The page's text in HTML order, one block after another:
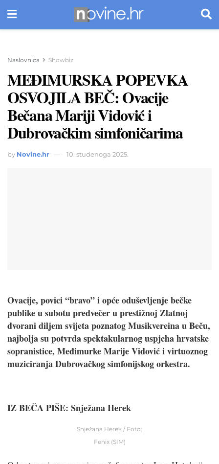
Naslovnica Showbiz
MEĐIMURSKA POPEVKA
OSVOJILA BEČ: Ovacije
Bečana Mariji Vidović i
Dubrovačkim simfoničarima
by Novine.hr 10. studenoga 2025.
Ovacije, povici “bravo” i opće oduševljenje bečke
publike u subotu predvečer u prestižnoj Zlatnoj
dvorani diljem svijeta poznatog Musikvereina u Beču,
najbolja su potvrda spektakularnog uspjeha hrvatske
sopranistice, Međimurke Marije Vidović i virtuoznog
muziciranja Dubrovačkog simfonijskog orkestra.
IZ BEČA PIŠE: Snježana Herek
Snježana Herek / Foto:
Fenix (SIM)